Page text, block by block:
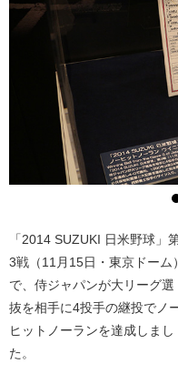
「2014 SUZUKI 日米野球」
3戦（11月15日・東京ドーム）
で、侍ジャパンが大リーグ選
抜を相手に4投手の継投でノ
ヒットノーランを達成しまし
た。